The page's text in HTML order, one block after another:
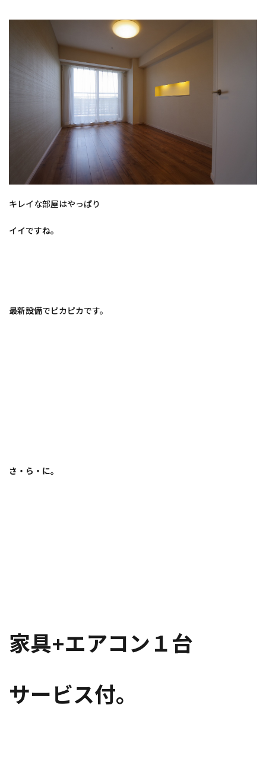
キレイな部屋はやっぱり
イイですね。
最新設備でピカピカです。
さ・ら・に。
家具+エアコン１台
サービス付。